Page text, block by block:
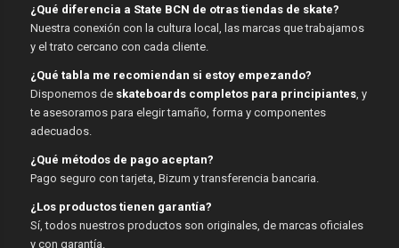
¿Qué diferencia a State BCN de otras tiendas de skate?
Nuestra conexión con la cultura local, las marcas que trabajamos
y el trato cercano con cada cliente.
¿Qué tabla me recomiendan si estoy empezando?
Disponemos de skateboards completos para principiantes, y
te asesoramos para elegir tamaño, forma y componentes
adecuados.
¿Qué métodos de pago aceptan?
Pago seguro con tarjeta, Bizum y transferencia bancaria.
¿Los productos tienen garantía?
Sí, todos nuestros productos son originales, de marcas oficiales
y con garantía.